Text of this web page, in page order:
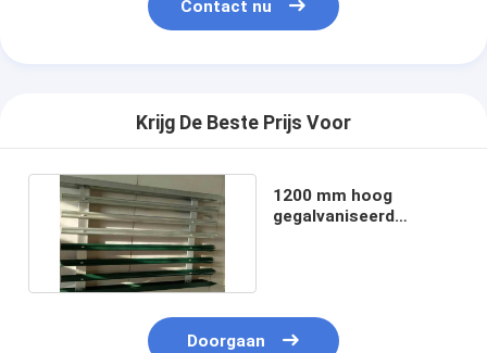
Contact nu
Krijg De Beste Prijs Voor
1200 mm hoog
gegalvaniseerd
Doorgaan